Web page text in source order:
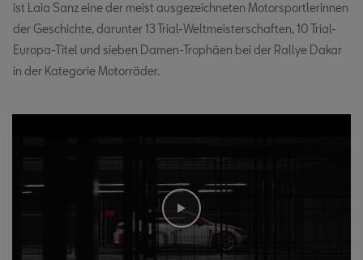
ist Laia Sanz eine der meist ausgezeichneten Motorsportlerinnen
der Geschichte, darunter 13 Trial-Weltmeisterschaften, 10 Trial-
Europa-Titel und sieben Damen-Trophäen bei der Rallye Dakar
in der Kategorie Motorräder.